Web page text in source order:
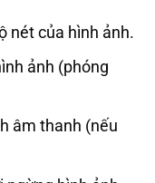
nét của hình ảnh.
ảnh (phóng
âm thanh (nếu